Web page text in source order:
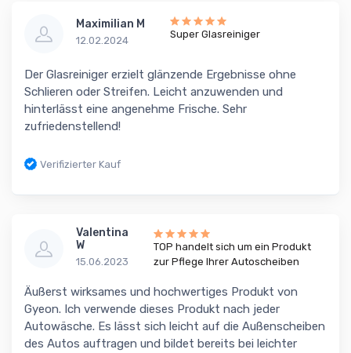
Maximilian M
12.02.2024
Super Glasreiniger
Der Glasreiniger erzielt glänzende Ergebnisse ohne
Schlieren oder Streifen. Leicht anzuwenden und
hinterlässt eine angenehme Frische. Sehr
zufriedenstellend!
Verifizierter Kauf
Valentina
W
15.06.2023
TOP handelt sich um ein Produkt
zur Pflege Ihrer Autoscheiben
Äußerst wirksames und hochwertiges Produkt von
Gyeon. Ich verwende dieses Produkt nach jeder
Autowäsche. Es lässt sich leicht auf die Außenscheiben
des Autos auftragen und bildet bereits bei leichter